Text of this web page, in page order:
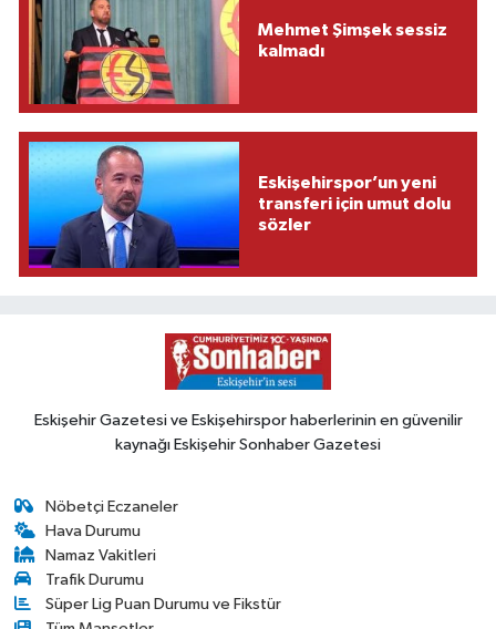
Mehmet Şimşek sessiz
kalmadı
Eskişehirspor’un yeni
transferi için umut dolu
sözler
Eskişehir Gazetesi ve Eskişehirspor haberlerinin en güvenilir
kaynağı Eskişehir Sonhaber Gazetesi
Nöbetçi Eczaneler
Hava Durumu
Namaz Vakitleri
Trafik Durumu
Süper Lig Puan Durumu ve Fikstür